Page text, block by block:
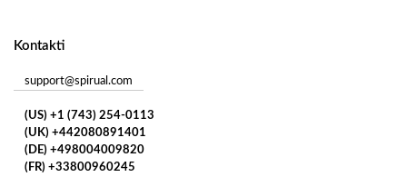
Kontakti
support@spirual.com
(US) +1 (743) 254-0113
(UK) +442080891401
(DE) +498004009820
(FR) +33800960245